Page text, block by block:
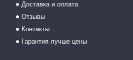
Доставка и оплата
Отзывы
Контакты
Гарантия лучше цены